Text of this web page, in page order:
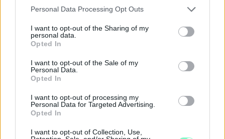
Please note that this website/app uses one or more Google
not limited to your visit or usage behaviour. You may click to
grant or deny consent to Google and its third-party tags to
use your data for below specified purposes in below Google
consent section.
Personal Data Processing Opt Outs
I want to opt-out of the Sharing of my
personal data.
Opted In
I want to opt-out of the Sale of my
Personal Data.
Opted In
I want to opt-out of processing my
Personal Data for Targeted Advertising.
Opted In
I want to opt-out of Collection, Use,
A július vége óta tartó harmadfokú hőségriasztást mérséklik, de
a tartós meleg miatt továbbra is fokozott óvatosságra van
szükség.